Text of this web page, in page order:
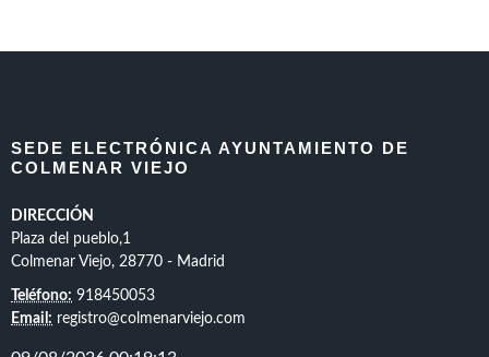
SEDE ELECTRÓNICA AYUNTAMIENTO DE
COLMENAR VIEJO
DIRECCIÓN
Plaza del pueblo,1
Colmenar Viejo, 28770 - Madrid
Teléfono: 918450053
Email: registro@colmenarviejo.com